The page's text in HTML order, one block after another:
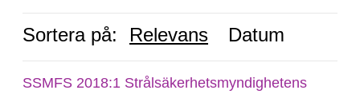
Sortera på: Relevans Datum
SSMFS 2018:1 Strålsäkerhetsmyndighetens